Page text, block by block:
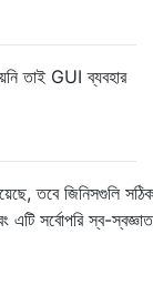
তাই GUI ব্যবহার
তবে জিনিসগুলি
এটি সর্বোপরি স্ব-